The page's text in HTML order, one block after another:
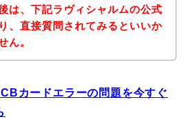
は、下記ラヴィシャルムの公式
、直接質問されてみるといいか
ん。
カードエラーの問題を今すぐ